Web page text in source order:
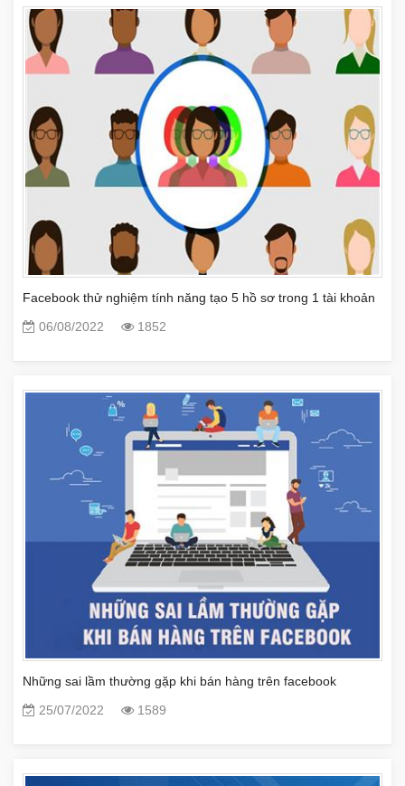
Facebook thử nghiệm tính năng tạo 5 hồ sơ trong 1 tài khoản
06/08/2022
1852
Những sai lầm thường gặp khi bán hàng trên facebook
25/07/2022
1589